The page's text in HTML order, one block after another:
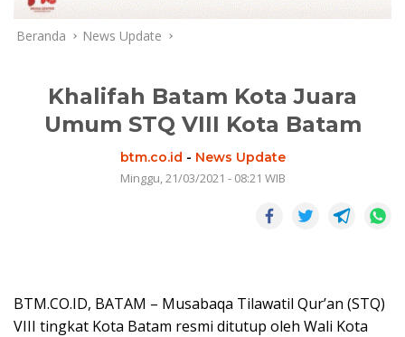
Beranda News Update
Khalifah Batam Kota Juara
Umum STQ VIII Kota Batam
btm.co.id - News Update
Minggu, 21/03/2021 - 08:21 WIB
BTM.CO.ID, BATAM – Musabaqa Tilawatil Qur’an (STQ)
VIII tingkat Kota Batam resmi ditutup oleh Wali Kota